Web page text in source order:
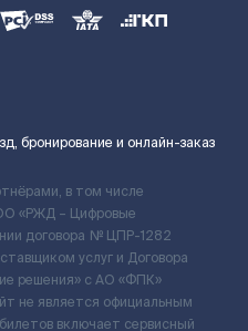
бронирование и онлайн-заказ
в том числе
«РЖД – Цифровые
договора № ЦПР-1282
услуг и Договора
решения» c АО «ФПК»
не является официальным
включает сервисный